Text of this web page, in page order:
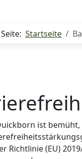
Startseite
ist
Richtlinie (EU)